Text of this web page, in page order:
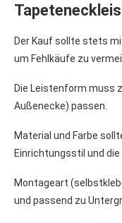
Der Kauf sollte stets
um Fehlkäufe zu
Die Leistenform muss
Außenecke) passen.
Material und Farbe
Einrichtungsstil und
Montageart
und passend zu